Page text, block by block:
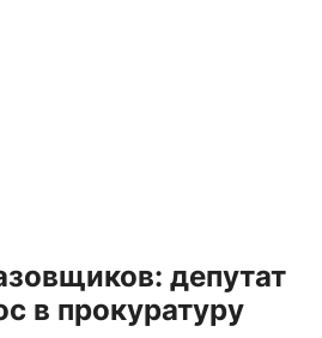
депутат
в прокуратуру